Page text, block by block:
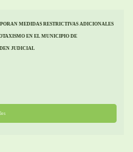
MEDIDAS RESTRICTIVAS ADICIONALES
EN EL MUNICIPIO DE
JUDICIAL